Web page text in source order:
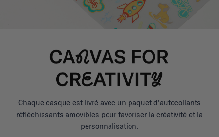
Chaque casque est livré avec un paquet d'autocollants
réfléchissants amovibles pour favoriser la créativité et la
personnalisation.